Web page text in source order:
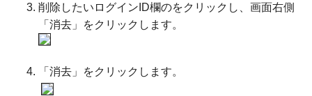
削除したいログインID欄のをクリックし、画面右側
「消去」をクリックします。
「消去」をクリックします。